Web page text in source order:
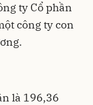
ty Cổ phần
công ty con
là 196,36